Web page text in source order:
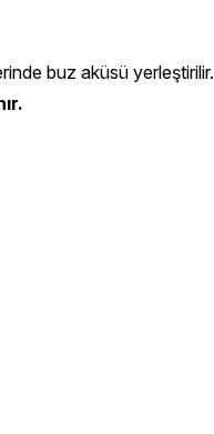
buz aküsü yerleştirilir.